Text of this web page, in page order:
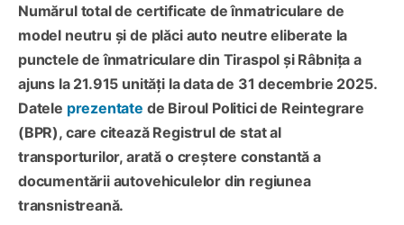
Numărul total de certificate de înmatriculare de
model neutru și de plăci auto neutre eliberate la
punctele de înmatriculare din Tiraspol și Râbnița a
ajuns la 21.915 unități la data de 31 decembrie 2025.
Datele prezentate de Biroul Politici de Reintegrare
(BPR), care citează Registrul de stat al
transporturilor, arată o creștere constantă a
documentării autovehiculelor din regiunea
transnistreană.